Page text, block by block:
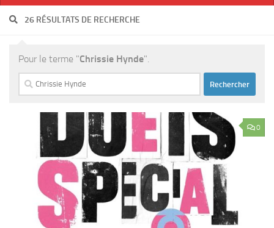
26 RÉSULTATS DE RECHERCHE
Pour le terme "Chrissie Hynde".
Rechercher :
0